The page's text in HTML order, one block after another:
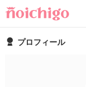
プロフィール